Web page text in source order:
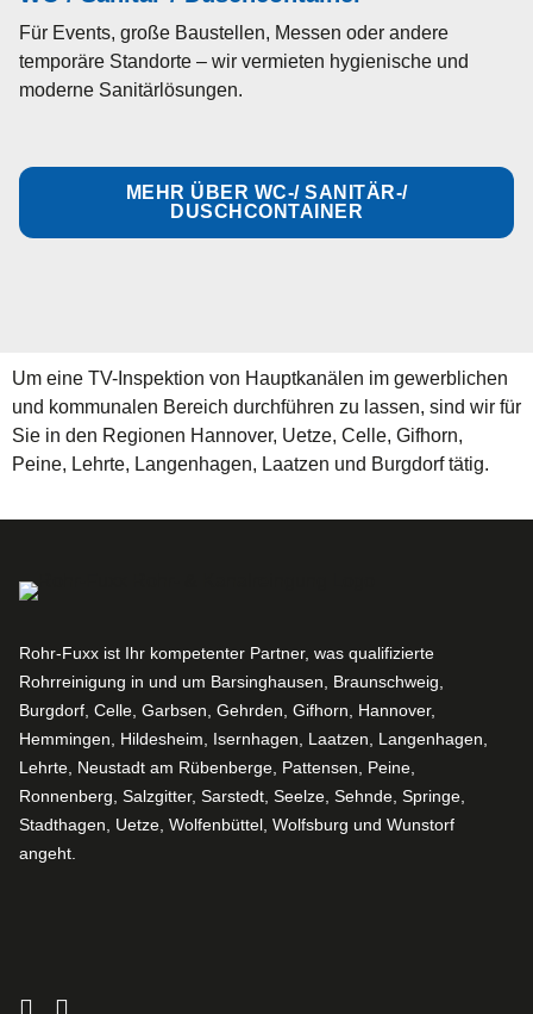
Für Events, große Baustellen, Messen oder andere
temporäre Standorte – wir vermieten hygienische und
moderne Sanitärlösungen.
MEHR ÜBER WC-/ SANITÄR-/
DUSCHCONTAINER
Um eine TV-Inspektion von Hauptkanälen im gewerblichen
und kommunalen Bereich durchführen zu lassen, sind wir für
Sie in den Regionen Hannover, Uetze, Celle, Gifhorn,
Peine, Lehrte, Langenhagen, Laatzen und Burgdorf tätig.
Rohr-Fuxx ist Ihr kompetenter Partner, was qualifizierte
Rohrreinigung in und um Barsinghausen, Braunschweig,
Burgdorf, Celle, Garbsen, Gehrden, Gifhorn, Hannover,
Hemmingen, Hildesheim, Isernhagen, Laatzen, Langenhagen,
Lehrte, Neustadt am Rübenberge, Pattensen, Peine,
Ronnenberg, Salzgitter, Sarstedt, Seelze, Sehnde, Springe,
Stadthagen, Uetze, Wolfenbüttel, Wolfsburg und Wunstorf
angeht.